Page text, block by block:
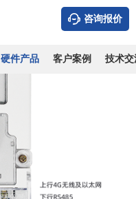
咨询报价
硬件产品 客户案例 技术交